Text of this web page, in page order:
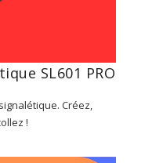
SL601 PRO
Créez,
!